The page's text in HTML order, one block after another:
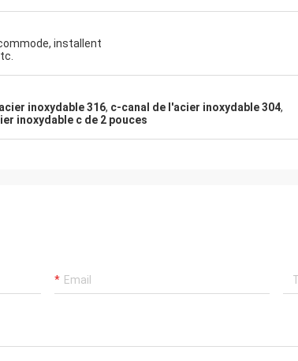
à
installent
inoxydable 316, c-canal de l'acier inoxydable 304,
inoxydable c de 2 pouces